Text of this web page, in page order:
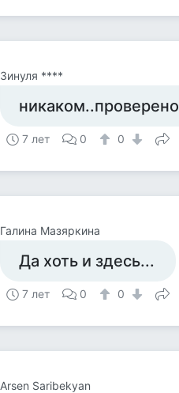
Зинуля ****
никаком..проверено
7 лет 0 0
Галина Мазяркина
Да хоть и здесь...
7 лет 0 0
Arsen Saribekyan